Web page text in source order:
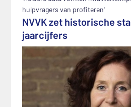
hulpvragers van profiteren'
NVVK zet historische
jaarcijfers